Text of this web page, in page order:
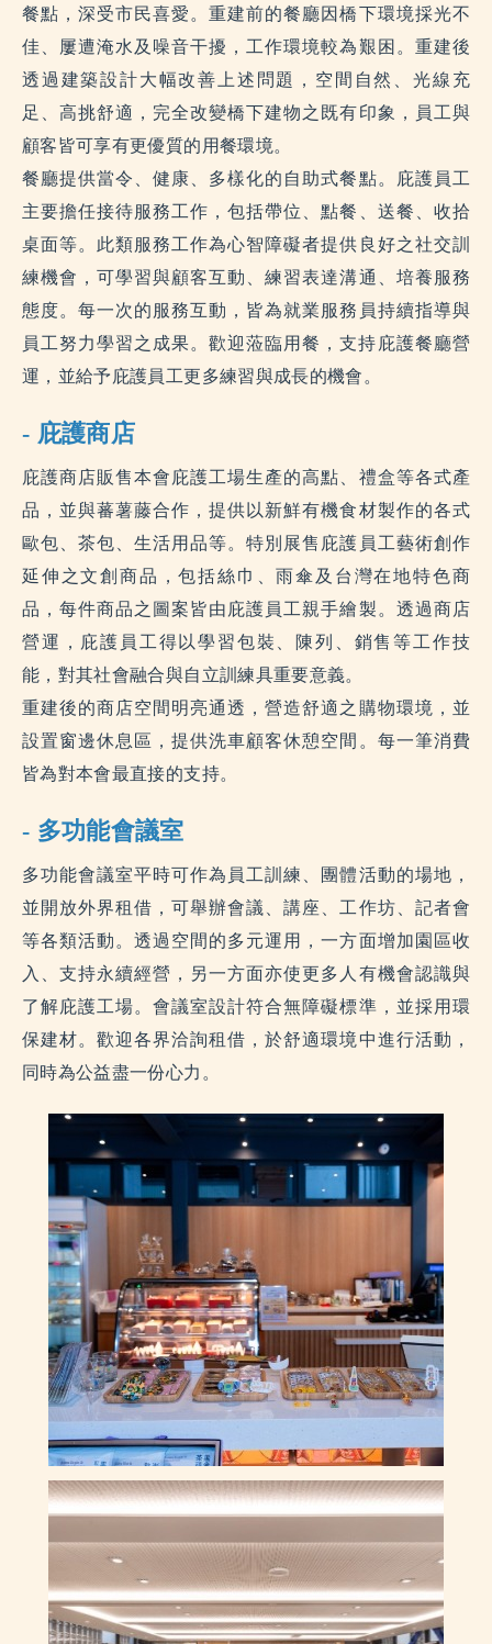
餐點，深受市民喜愛。重建前的餐廳因橋下環境採光不
佳、屢遭淹水及噪音干擾，工作環境較為艱困。重建後
透過建築設計大幅改善上述問題，空間自然、光線充
足、高挑舒適，完全改變橋下建物之既有印象，員工與
顧客皆可享有更優質的用餐環境。
餐廳提供當令、健康、多樣化的自助式餐點。庇護員工
主要擔任接待服務工作，包括帶位、點餐、送餐、收拾
桌面等。此類服務工作為心智障礙者提供良好之社交訓
練機會，可學習與顧客互動、練習表達溝通、培養服務
態度。每一次的服務互動，皆為就業服務員持續指導與
員工努力學習之成果。歡迎蒞臨用餐，支持庇護餐廳營
運，並給予庇護員工更多練習與成長的機會。
- 庇護商店
庇護商店販售本會庇護工場生產的高點、禮盒等各式產
品，並與蕃薯藤合作，提供以新鮮有機食材製作的各式
歐包、茶包、生活用品等。特別展售庇護員工藝術創作
延伸之文創商品，包括絲巾、雨傘及台灣在地特色商
品，每件商品之圖案皆由庇護員工親手繪製。透過商店
營運，庇護員工得以學習包裝、陳列、銷售等工作技
能，對其社會融合與自立訓練具重要意義。
重建後的商店空間明亮通透，營造舒適之購物環境，並
設置窗邊休息區，提供洗車顧客休憩空間。每一筆消費
皆為對本會最直接的支持。
- 多功能會議室
多功能會議室平時可作為員工訓練、團體活動的場地，
並開放外界租借，可舉辦會議、講座、工作坊、記者會
等各類活動。透過空間的多元運用，一方面增加園區收
入、支持永續經營，另一方面亦使更多人有機會認識與
了解庇護工場。會議室設計符合無障礙標準，並採用環
保建材。歡迎各界洽詢租借，於舒適環境中進行活動，
同時為公益盡一份心力。